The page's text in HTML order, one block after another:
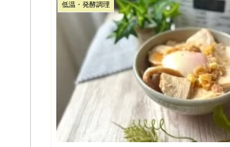
低温・発酵調理